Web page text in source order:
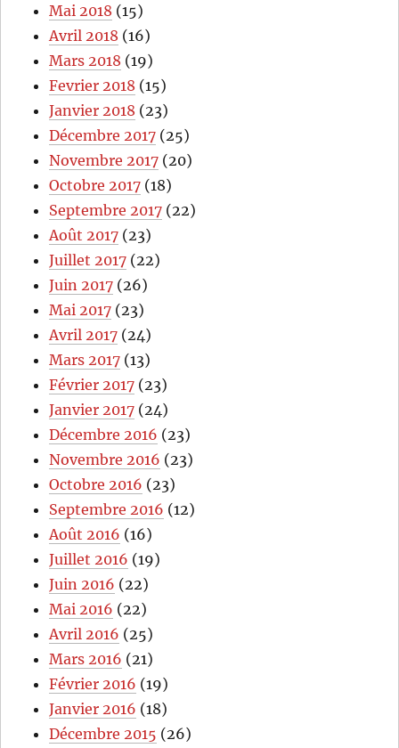
Mai 2018 (15)
Avril 2018 (16)
Mars 2018 (19)
Fevrier 2018 (15)
Janvier 2018 (23)
Décembre 2017 (25)
Novembre 2017 (20)
Octobre 2017 (18)
Septembre 2017 (22)
Août 2017 (23)
Juillet 2017 (22)
Juin 2017 (26)
Mai 2017 (23)
Avril 2017 (24)
Mars 2017 (13)
Février 2017 (23)
Janvier 2017 (24)
Décembre 2016 (23)
Novembre 2016 (23)
Octobre 2016 (23)
Septembre 2016 (12)
Août 2016 (16)
Juillet 2016 (19)
Juin 2016 (22)
Mai 2016 (22)
Avril 2016 (25)
Mars 2016 (21)
Février 2016 (19)
Janvier 2016 (18)
Décembre 2015 (26)